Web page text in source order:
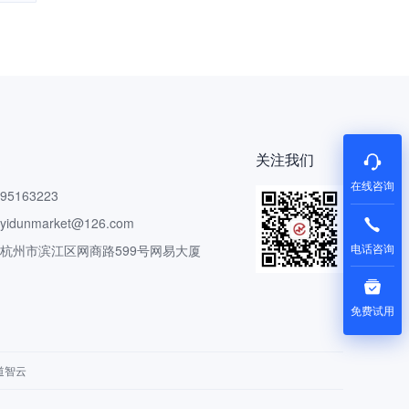
州市滨江区网商路599号网易大厦
关注我们
智云
在线咨询
电话咨询
免费试用